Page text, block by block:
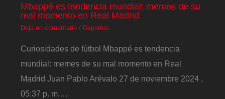
Mbappé es tendencia mundial: memes de su
mal momento en Real Madrid
Deja un comentario / Deportes
Curiosidades de fútbol Mbappé es tendencia
mundial: memes de su mal momento en Real
Madrid Juan Pablo Arévalo 27 de noviembre 2024 ,
05:37 p. m.…